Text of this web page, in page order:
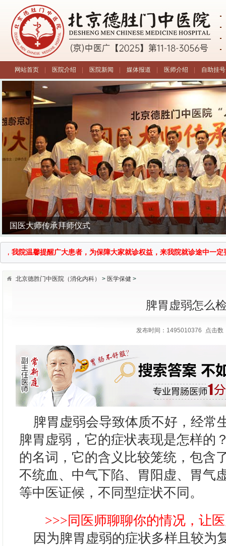
网站首页 医院介绍 医院新闻 媒体报道 医师介绍 自助挂号
企业中医义诊活动
国医大师传承拜师仪式
我院温馨提醒广大患者，为保障大家就诊权益，来我院就诊途中一定要
北京德胜门中医院（消化内科） > 医学保健 >
脾胃虚弱怎么
发布时间：1495010376 点击数
脾胃虚弱会导致体质不好，经常
脾胃虚弱，它的症状表现是怎样的
的名词，它的含义比较笼统，包含
不统血、中气下陷、胃阳虚、胃气
等中医证候，不同型症状不同。
>>>同医师聊聊你的情况，让
因为脾胃虚弱的症状多样且较为